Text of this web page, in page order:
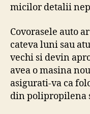
micilor detalii
Covorasele auto
cateva luni sau
vechi si devin
avea o masina
asigurati-va ca
din polipropilena